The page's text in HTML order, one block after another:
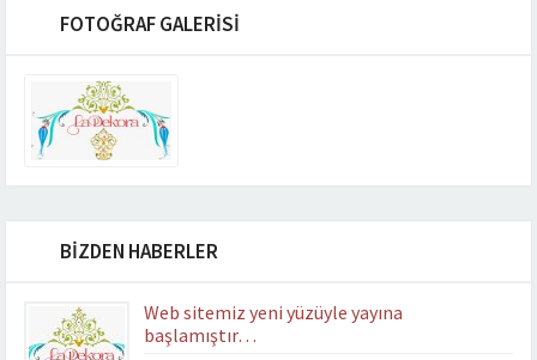
FOTOĞRAF GALERİSİ
BİZDEN HABERLER
Web sitemiz yeni yüzüyle yayına
başlamıştır…